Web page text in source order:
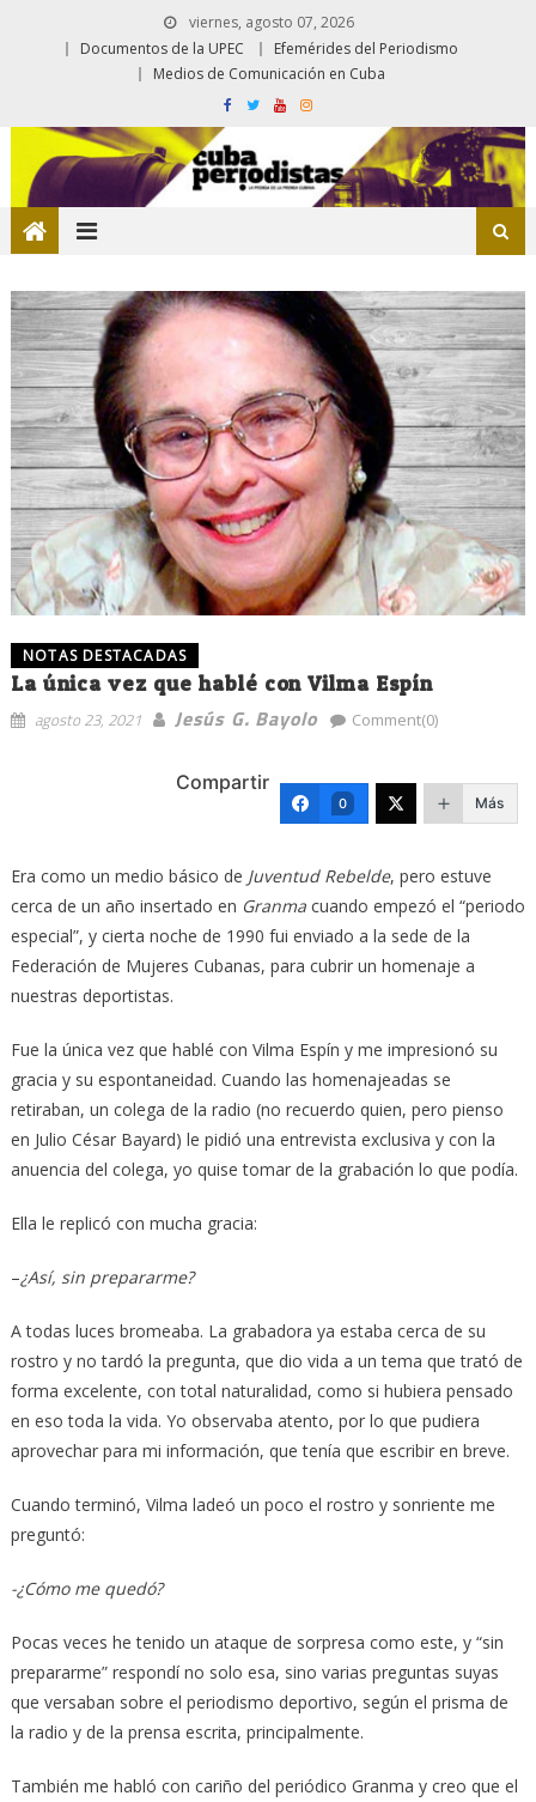
viernes, agosto 07, 2026
Documentos de la UPEC
Efemérides del Periodismo
Medios de Comunicación en Cuba
NOTAS DESTACADAS
La única vez que hablé con Vilma Espín
agosto 23, 2021 Jesús G. Bayolo Comment(0)
Compartir
0 Más
Era como un medio básico de Juventud Rebelde, pero estuve
cerca de un año insertado en Granmacuando empezó el “periodo
especial”, y cierta noche de 1990 fui enviado a la sede de la
Federación de Mujeres Cubanas, para cubrir un homenaje a
nuestras deportistas.
Fue la única vez que hablé con Vilma Espín y me impresionó su
gracia y su espontaneidad. Cuando las homenajeadas se
retiraban, un colega de la radio (no recuerdo quien, pero pienso
en Julio César Bayard) le pidió una entrevista exclusiva y con la
anuencia del colega, yo quise tomar de la grabación lo que podía.
Ella le replicó con mucha gracia:
–¿Así, sin prepararme?
A todas luces bromeaba. La grabadora ya estaba cerca de su
rostro y no tardó la pregunta, que dio vida a un tema que trató de
forma excelente, con total naturalidad, como si hubiera pensado
en eso toda la vida. Yo observaba atento, por lo que pudiera
aprovechar para mi información, que tenía que escribir en breve.
Cuando terminó, Vilma ladeó un poco el rostro y sonriente me
preguntó:
-¿Cómo me quedó?
Pocas veces he tenido un ataque de sorpresa como este, y “sin
prepararme” respondí no solo esa, sino varias preguntas suyas
que versaban sobre el periodismo deportivo, según el prisma de
la radio y de la prensa escrita, principalmente.
También me habló con cariño del periódico Granma y creo que el